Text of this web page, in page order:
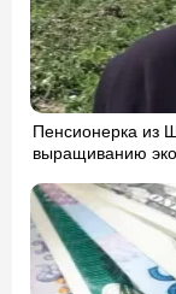
Пенсионерка из
выращиванию